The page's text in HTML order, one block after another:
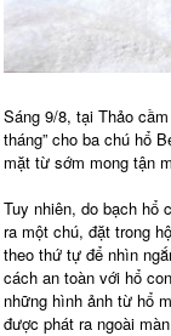
Sáng 9/8, tại Thảo
tháng” cho ba chú hổ
mặt từ sớm mong tận
Tuy nhiên, do bạch hổ
ra một chú, đặt trong
theo thứ tự để nhìn
cách an toàn với hổ
những hình ảnh từ hổ
được phát ra ngoài